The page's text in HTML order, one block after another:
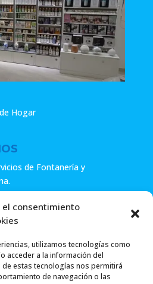
el consentimiento
utilizamos tecnologías como
acceder a la información del
estas tecnologías nos permitirá
de navegación o las
Hogar
de Fontanería y
de Osmosis.
o llámanos y haz tu